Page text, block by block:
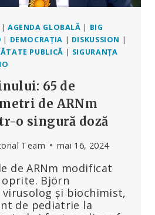
| AGENDA GLOBALĂ | BIG
| DEMOCRAȚIA | DISKUSSION |
PUBLICĂ | SIGURANȚA
65 de
de ARNm
o singură doză
Team mai 16, 2024
de ARNm modificat
Björn
virusolog și biochimist,
de pediatrie la